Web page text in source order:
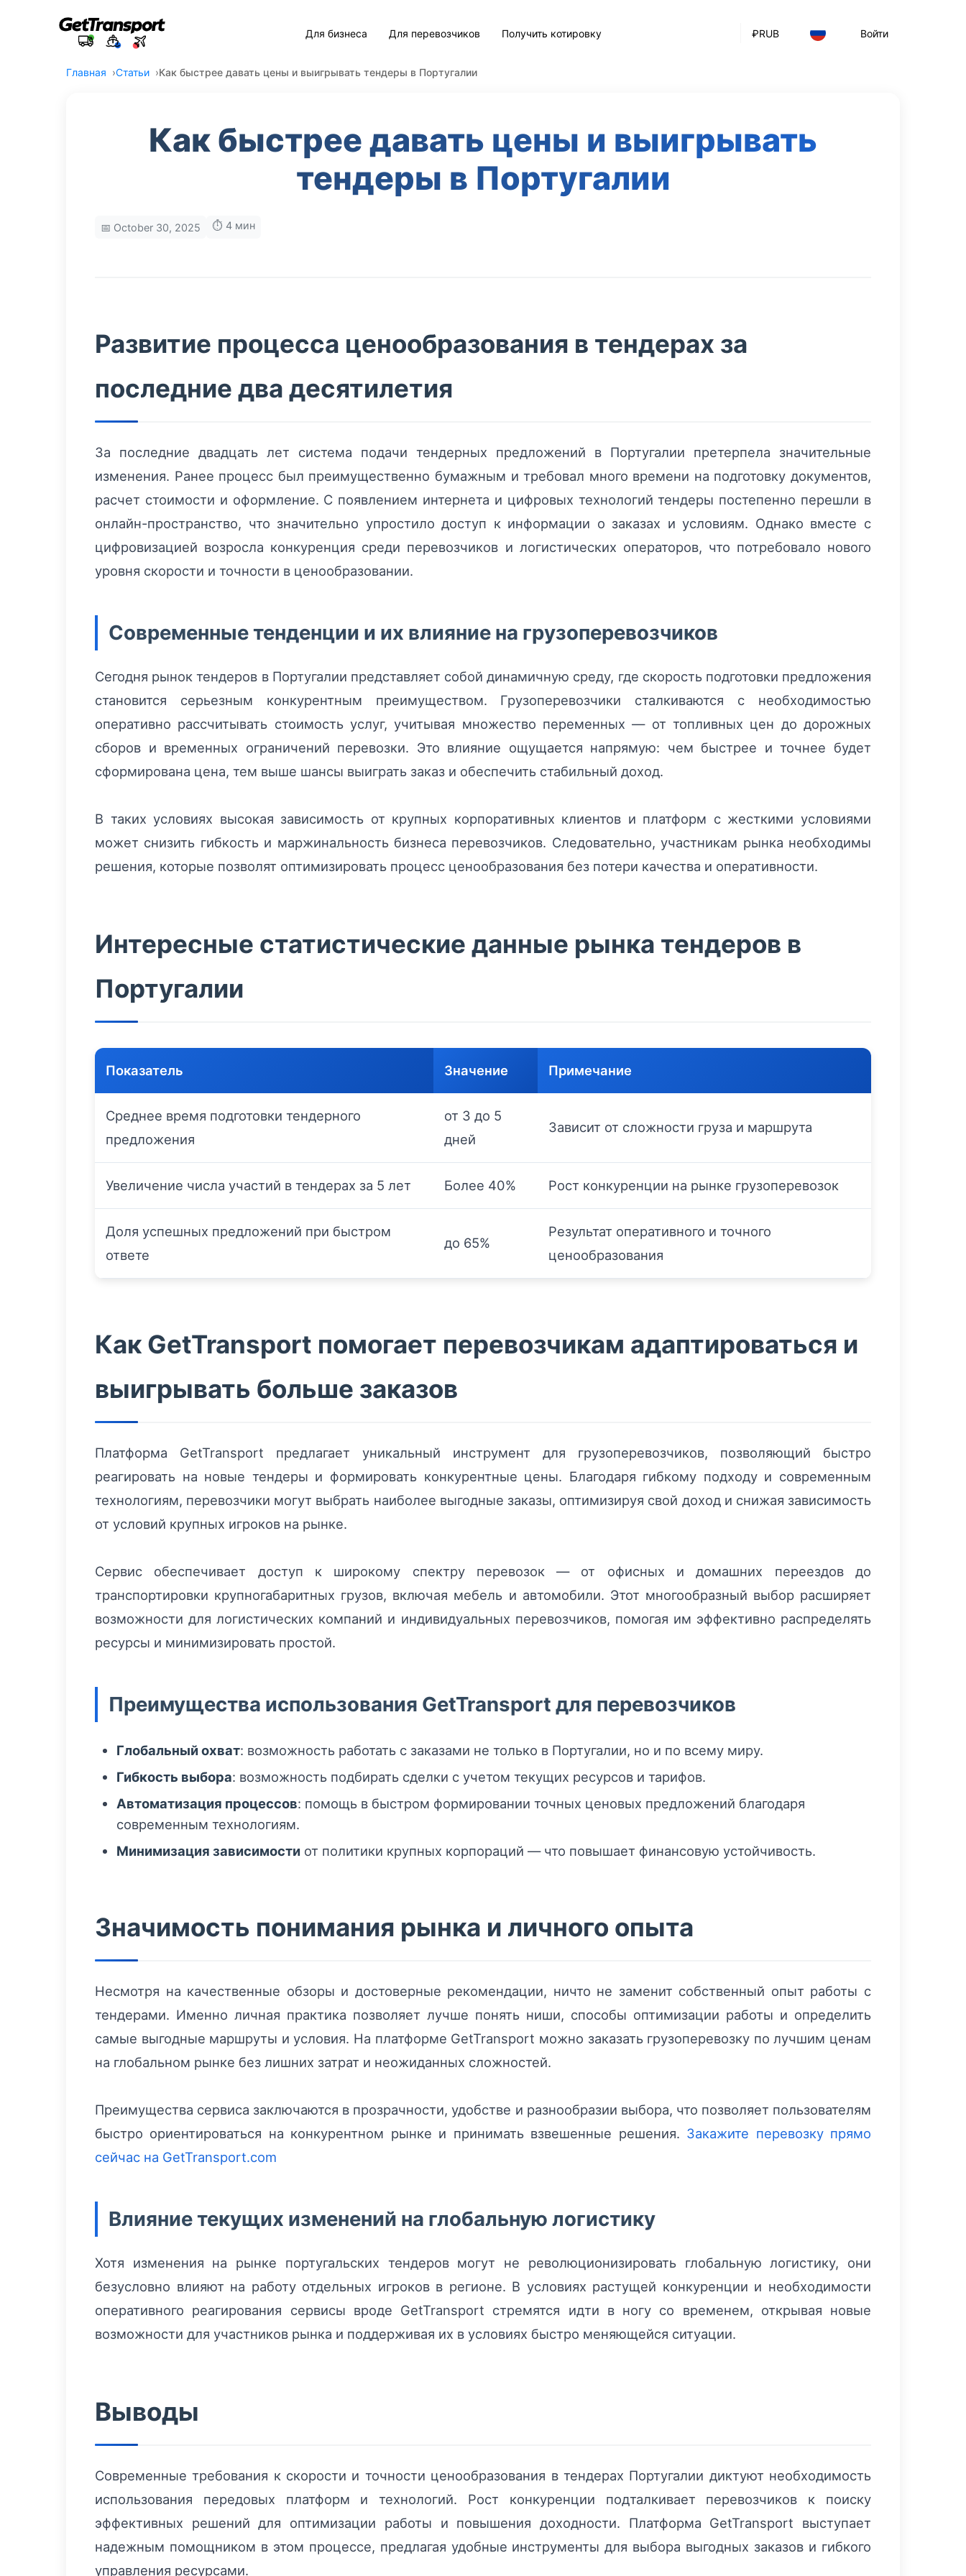
₽RUB Войти
Для бизнеса Для перевозчиков Получить котировку
Главная Статьи Как быстрее давать цены и выигрывать тендеры в Португалии
Как быстрее давать цены и выигрывать
тендеры в Португалии
📅 October 30, 2025 ⏱️ 4 мин
Развитие процесса ценообразования в тендерах за
последние два десятилетия
За последние двадцать лет система подачи тендерных предложений в Португалии претерпела значительные
изменения. Ранее процесс был преимущественно бумажным и требовал много времени на подготовку документов,
расчет стоимости и оформление. С появлением интернета и цифровых технологий тендеры постепенно перешли в
онлайн-пространство, что значительно упростило доступ к информации о заказах и условиям. Однако вместе с
цифровизацией возросла конкуренция среди перевозчиков и логистических операторов, что потребовало нового
уровня скорости и точности в ценообразовании.
Современные тенденции и их влияние на грузоперевозчиков
Сегодня рынок тендеров в Португалии представляет собой динамичную среду, где скорость подготовки предложения
становится серьезным конкурентным преимуществом. Грузоперевозчики сталкиваются с необходимостью
оперативно рассчитывать стоимость услуг, учитывая множество переменных — от топливных цен до дорожных
сборов и временных ограничений перевозки. Это влияние ощущается напрямую: чем быстрее и точнее будет
сформирована цена, тем выше шансы выиграть заказ и обеспечить стабильный доход.
В таких условиях высокая зависимость от крупных корпоративных клиентов и платформ с жесткими условиями
может снизить гибкость и маржинальность бизнеса перевозчиков. Следовательно, участникам рынка необходимы
решения, которые позволят оптимизировать процесс ценообразования без потери качества и оперативности.
Интересные статистические данные рынка тендеров в
Португалии
Показатель Значение Примечание
Среднее время подготовки тендерного
предложения
от 3 до 5
дней
Зависит от сложности груза и маршрута
Увеличение числа участий в тендерах за 5 лет Более 40% Рост конкуренции на рынке грузоперевозок
Доля успешных предложений при быстром
ответе
до 65%
Результат оперативного и точного
ценообразования
Как GetTransport помогает перевозчикам адаптироваться и
выигрывать больше заказов
Платформа GetTransport предлагает уникальный инструмент для грузоперевозчиков, позволяющий быстро
реагировать на новые тендеры и формировать конкурентные цены. Благодаря гибкому подходу и современным
технологиям, перевозчики могут выбрать наиболее выгодные заказы, оптимизируя свой доход и снижая зависимость
от условий крупных игроков на рынке.
Сервис обеспечивает доступ к широкому спектру перевозок — от офисных и домашних переездов до
транспортировки крупногабаритных грузов, включая мебель и автомобили. Этот многообразный выбор расширяет
возможности для логистических компаний и индивидуальных перевозчиков, помогая им эффективно распределять
ресурсы и минимизировать простой.
Преимущества использования GetTransport для перевозчиков
Глобальный охват: возможность работать с заказами не только в Португалии, но и по всему миру.
Гибкость выбора: возможность подбирать сделки с учетом текущих ресурсов и тарифов.
Автоматизация процессов: помощь в быстром формировании точных ценовых предложений благодаря
современным технологиям.
Минимизация зависимости от политики крупных корпораций — что повышает финансовую устойчивость.
Значимость понимания рынка и личного опыта
Несмотря на качественные обзоры и достоверные рекомендации, ничто не заменит собственный опыт работы с
тендерами. Именно личная практика позволяет лучше понять ниши, способы оптимизации работы и определить
самые выгодные маршруты и условия. На платформе GetTransport можно заказать грузоперевозку по лучшим ценам
на глобальном рынке без лишних затрат и неожиданных сложностей.
Преимущества сервиса заключаются в прозрачности, удобстве и разнообразии выбора, что позволяет пользователям
быстро ориентироваться на конкурентном рынке и принимать взвешенные решения. Закажите перевозку прямо
сейчас на GetTransport.com
Влияние текущих изменений на глобальную логистику
Хотя изменения на рынке португальских тендеров могут не революционизировать глобальную логистику, они
безусловно влияют на работу отдельных игроков в регионе. В условиях растущей конкуренции и необходимости
оперативного реагирования сервисы вроде GetTransport стремятся идти в ногу со временем, открывая новые
возможности для участников рынка и поддерживая их в условиях быстро меняющейся ситуации.
Выводы
Современные требования к скорости и точности ценообразования в тендерах Португалии диктуют необходимость
использования передовых платформ и технологий. Рост конкуренции подталкивает перевозчиков к поиску
эффективных решений для оптимизации работы и повышения доходности. Платформа GetTransport выступает
надежным помощником в этом процессе, предлагая удобные инструменты для выбора выгодных заказов и гибкого
управления ресурсами.